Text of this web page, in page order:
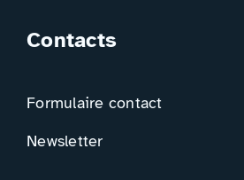
Contacts
Formulaire contact
Newsletter